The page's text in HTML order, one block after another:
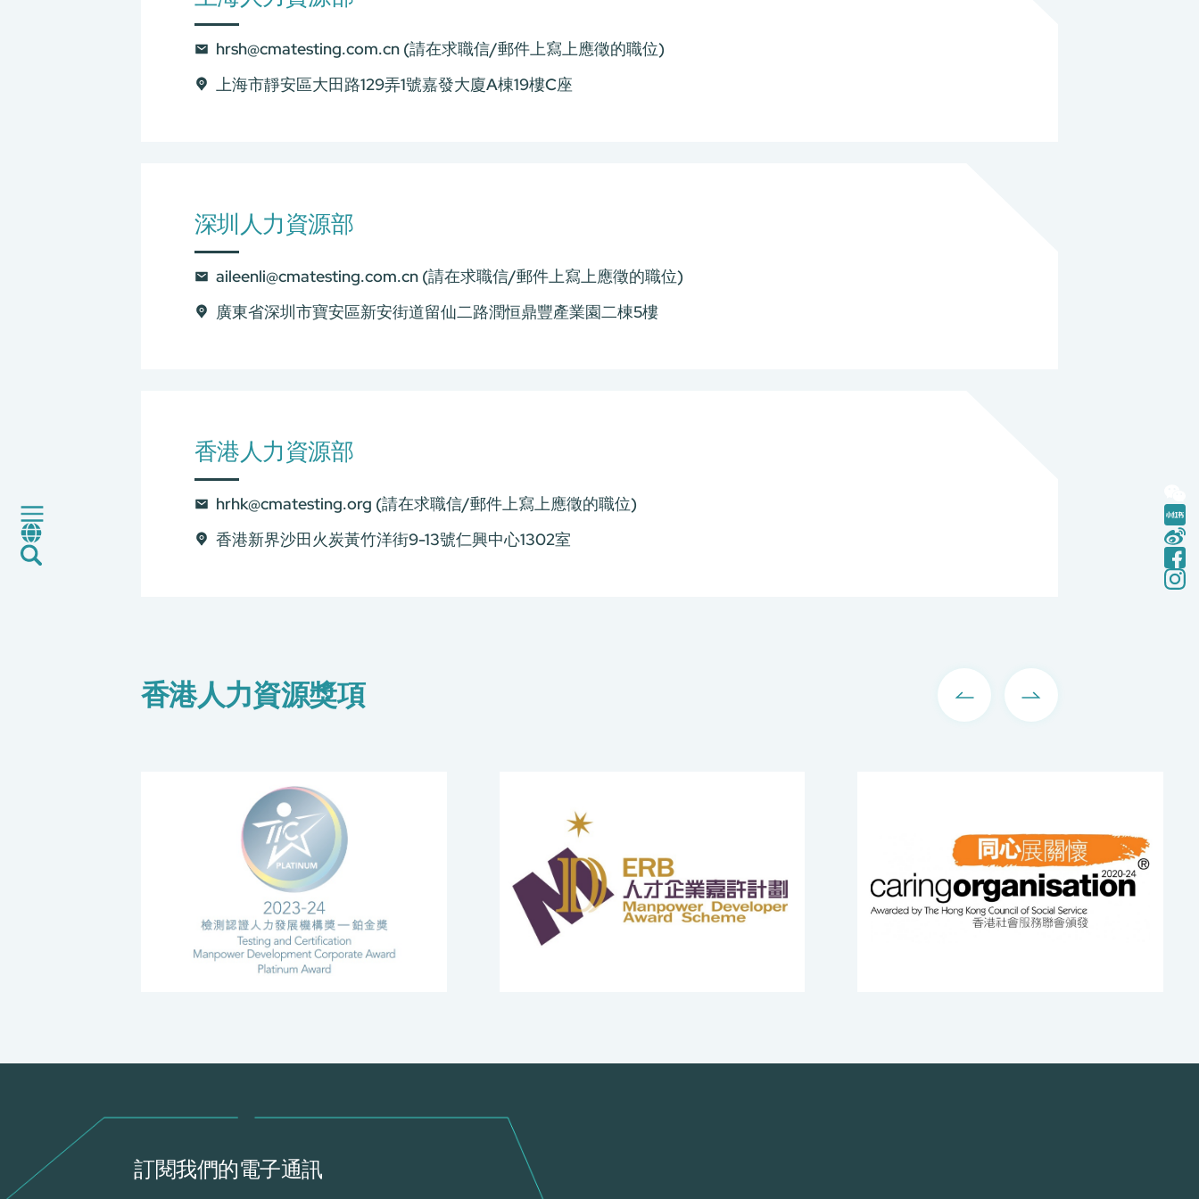
認證與評價服務
工廠服務預約
hrsh@cmatesting.com.cn (請在求職信/郵件上寫上應徵的職位)
上海市靜安區大田路129弄1號嘉發大廈A棟19樓C座
深圳人力資源部
aileenli@cmatesting.com.cn (請在求職信/郵件上寫上應徵的職位)
廣東省深圳市寶安區新安街道留仙二路潤恒鼎豐產業園二棟5樓
香港人力資源部
hrhk@cmatesting.org (請在求職信/郵件上寫上應徵的職位)
香港新界沙田火炭黃竹洋街9-13號仁興中心1302室
香港人力資源獎項
訂閱我們的電子通訊